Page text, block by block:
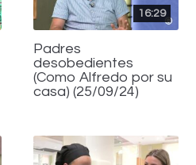
16:29
Padres
desobedientes
(Como Alfredo por su
casa) (25/09/24)